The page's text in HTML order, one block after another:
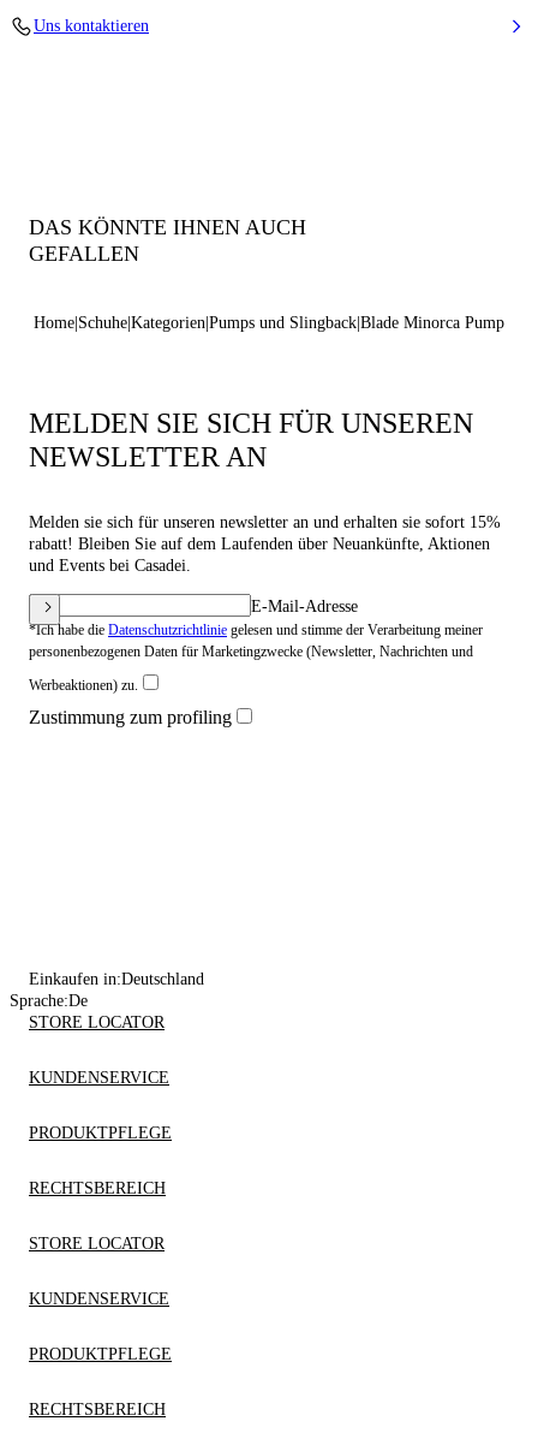
Uns kontaktieren
DAS KÖNNTE IHNEN AUCH
GEFALLEN
Home Schuhe Kategorien Pumps und Slingback Blade Minorca Pump
MELDEN SIE SICH FÜR UNSEREN
NEWSLETTER AN
Melden sie sich für unseren newsletter an und erhalten sie sofort 15%
rabatt! Bleiben Sie auf dem Laufenden über Neuankünfte, Aktionen
und Events bei Casadei.
E-Mail-Adresse
*Ich habe die Datenschutzrichtlinie gelesen und stimme der Verarbeitung meiner
personenbezogenen Daten für Marketingzwecke (Newsletter, Nachrichten und
Werbeaktionen) zu.
Zustimmung zum profiling
Einkaufen in:Deutschland
Sprache:De
STORE LOCATOR
KUNDENSERVICE
PRODUKTPFLEGE
RECHTSBEREICH
STORE LOCATOR
KUNDENSERVICE
PRODUKTPFLEGE
RECHTSBEREICH